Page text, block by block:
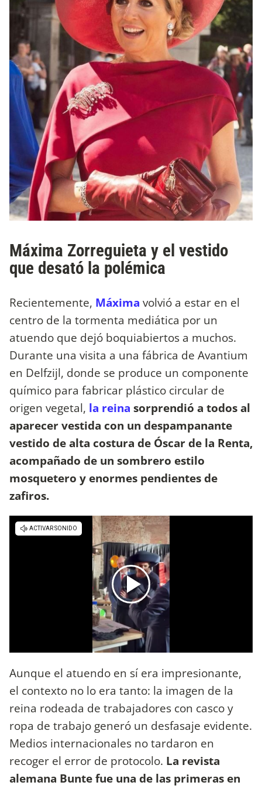
Máxima Zorreguieta y el vestido
que desató la polémica
Recientemente, Máxima volvió a estar en el
centro de la tormenta mediática por un
atuendo que dejó boquiabiertos a muchos.
Durante una visita a una fábrica de Avantium
en Delfzijl, donde se produce un componente
químico para fabricar plástico circular de
origen vegetal, la reina sorprendió a todos al
aparecer vestida con un despampanante
vestido de alta costura de Óscar de la Renta,
acompañado de un sombrero estilo
mosquetero y enormes pendientes de
zafiros.
Aunque el atuendo en sí era impresionante,
el contexto no lo era tanto: la imagen de la
reina rodeada de trabajadores con casco y
ropa de trabajo generó un desfasaje evidente.
Medios internacionales no tardaron en
recoger el error de protocolo. La revista
alemana Bunte fue una de las primeras en